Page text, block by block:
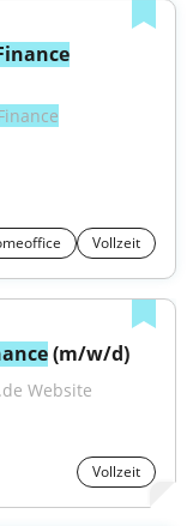
Vollzeit
(m/w/d)
Website
Vollzeit